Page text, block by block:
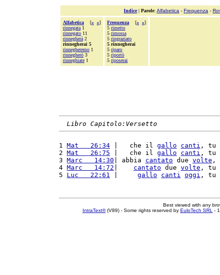
Indice| Parole: Alfabetica - Frequenza -
Alfabetica [« »]
rinnegata 1
rinnegato 11
rinnegherà 2
rinnegherai 5
rinnegheremo 1
rinnegherò 3
rinneghiate 1
Frequenza [« »]
5 rimetto
5 rimossa
5 ringraziato
5 rinnegherai
5 riparo
5 riportò
5 riposerai
Libro Capitolo:Versetto
1 Mat   26:34 |   che il gallo canti , tu
2 Mat   26:75 |   che il gallo canti , tu
3 Marc   14:30 | abbia cantato due volte ,
4 Marc   14:72 cantato due volte , tu
5 Luc   22:61 gallo canti oggi , tu
Best viewed with any
IntraText®(V89) - Some rights reserved by EuloTech SRL -